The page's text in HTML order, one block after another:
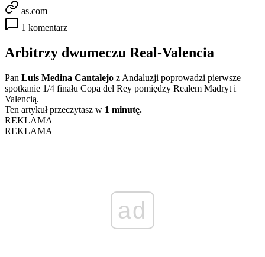
as.com
1 komentarz
Arbitrzy dwumeczu Real-Valencia
Pan Luis Medina Cantalejo z Andaluzji poprowadzi pierwsze
spotkanie 1/4 finału Copa del Rey pomiędzy Realem Madryt i
Valencią.
Ten artykuł przeczytasz w 1 minutę.
REKLAMA
REKLAMA
ad